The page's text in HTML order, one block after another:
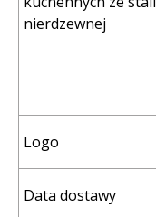
nierdzewnej
Logo
Data dostawy